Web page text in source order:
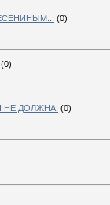
(0)
(0)
НЕ ДОЛЖНА! (0)